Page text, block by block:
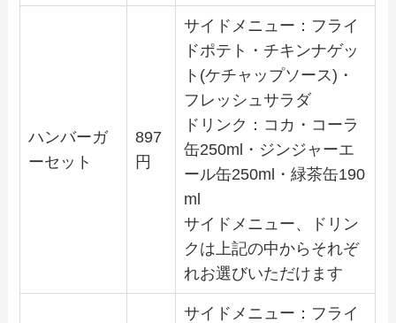
ハンバーガ
ーセット
897
円
サイドメニュー：フライ
ドポテト・チキンナゲッ
ト(ケチャップソース)・
フレッシュサラダ
ドリンク：コカ・コーラ
缶250ml・ジンジャーエ
ール缶250ml・緑茶缶190
ml
サイドメニュー、ドリン
クは上記の中からそれぞ
れお選びいただけます
サイドメニュー：フライ